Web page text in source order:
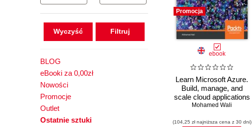
Wyczyść
BLOG
eBooki za 0,00zł
Nowości
Promocje
Outlet
Ostatnie sztuki
Promocja
ebook
Learn Microsoft Azure.
Build, manage, and
scale cloud applications
using the Azure
Mohamed Wali
(104,25 zł najniższa cena z 30 dni)